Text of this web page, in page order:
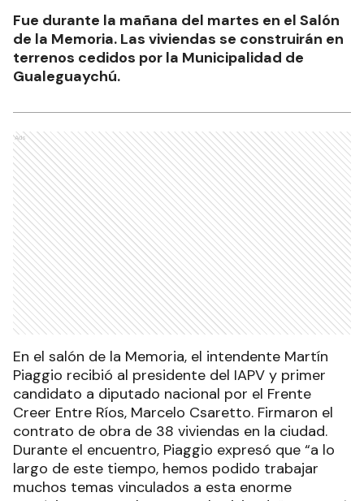
Fue durante la mañana del martes en el Salón
de la Memoria. Las viviendas se construirán en
terrenos cedidos por la Municipalidad de
Gualeguaychú.
Ads
En el salón de la Memoria, el intendente Martín
Piaggio recibió al presidente del IAPV y primer
candidato a diputado nacional por el Frente
Creer Entre Ríos, Marcelo Csaretto. Firmaron el
contrato de obra de 38 viviendas en la ciudad.
Durante el encuentro, Piaggio expresó que “a lo
largo de este tiempo, hemos podido trabajar
muchos temas vinculados a esta enorme